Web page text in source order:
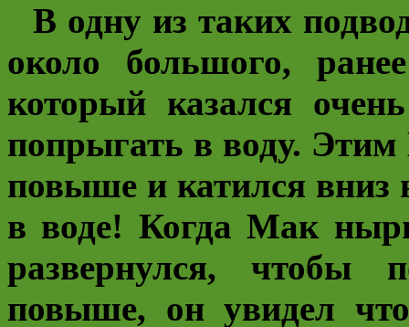
В одну из таких
около большого,
который казался
попрыгать в воду.
повыше и катился
в воде! Когда Мак
развернулся, чтобы
повыше, он увидел